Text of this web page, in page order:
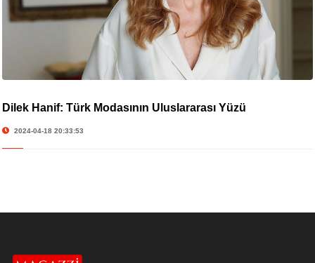
Dilek Hanif: Türk Modasının Uluslararası Yüzü
2024-04-18 20:33:53